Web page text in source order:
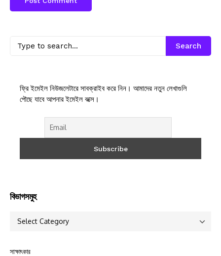
Search
ফ্রি ইমেইল নিউজলেটারে সাবক্রাইব করে নিন। আমাদের নতুন লেখাগুলি
পৌছে যাবে আপনার ইমেইল বক্সে।
বিভাগসমুহ
সাক্ষাৎকার